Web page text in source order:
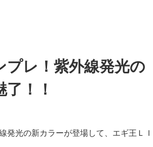
レ！紫外線発光の
！！
発光の新カラーが登場して、エギ王ＬＩ